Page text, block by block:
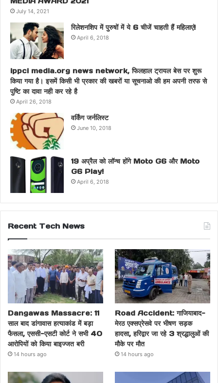
July 14, 2021
रिलेशनशिप में पुरुषों में ये 6 चीजें चाहती हैं महिलाएं!
April 6, 2018
ippci media.org news network, फिलहाल ट्रायल बेस पर शुरू
किया गया है। इसमें किसी भी प्रकार की खबरों या सूचनाओ की हम अपनी तरफ से
पुष्टि का दावा नही कर रहे है
April 26, 2018
वर्किंग जर्नलिस्ट
June 10, 2018
19 अप्रैल को लॉन्च होंगे Moto G6 और Moto
G6 Play!
April 6, 2018
Recent Tech News
Dangawas Massacre: 11
साल बाद डांगावास हत्याकांड में बड़ा
फैसला, एससी-एसटी कोर्ट ने सभी 40
आरोपियों को किया बाइज्जत बरी
14 hours ago
Road Accident: गाजियाबाद-
मेरठ एक्सप्रेसवे पर भीषण सड़क
हादसा, हरिद्वार जा रहे 3 श्रद्धालुओं की
मौके पर मौत
14 hours ago